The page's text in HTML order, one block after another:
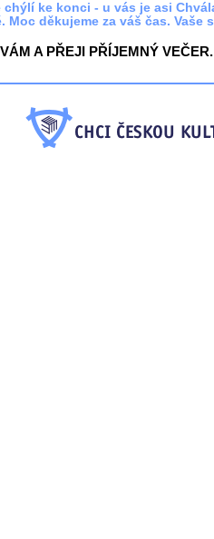
ke konci - u vás je asi
děkujeme za váš čas. Vaše
A PŘEJI PŘÍJEMNÝ VEČER.